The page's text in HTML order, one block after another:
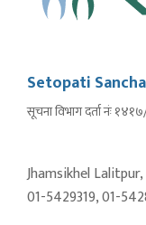
Setopati
सूचना विभाग दर्ता नंः
Jhamsikhel
01-5429319, 01-